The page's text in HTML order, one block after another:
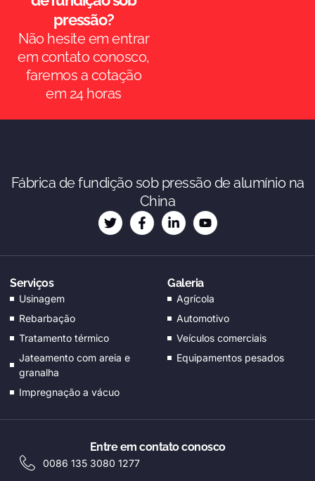
pressão?
Não hesite em entrar
em contato conosco,
faremos a cotação
em 24 horas
Fábrica de fundição sob pressão de alumínio na
China
Serviços
Usinagem
Rebarbação
Tratamento térmico
Jateamento com areia e
granalha
Impregnação a vácuo
Galeria
Agrícola
Automotivo
Veículos comerciais
Equipamentos pesados
Entre em contato conosco
0086 135 3080 1277
FI
DA
JA